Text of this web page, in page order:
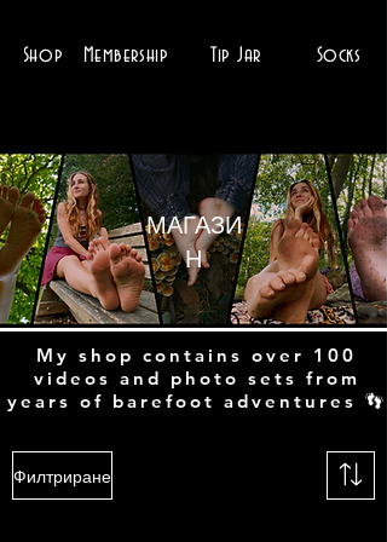
Shop Membership Tip Jar Socks
МАГАЗИ
Н
My shop contains over 100
videos and photo sets from
years of barefoot adventures 👣
Филтриране